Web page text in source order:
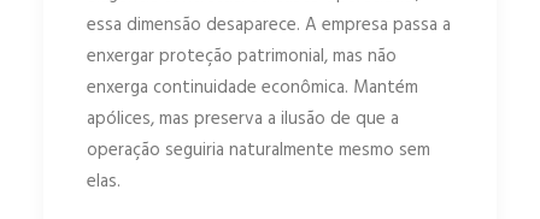
essa dimensão desaparece. A empresa passa a
enxergar proteção patrimonial, mas não
enxerga continuidade econômica. Mantém
apólices, mas preserva a ilusão de que a
operação seguiria naturalmente mesmo sem
elas.